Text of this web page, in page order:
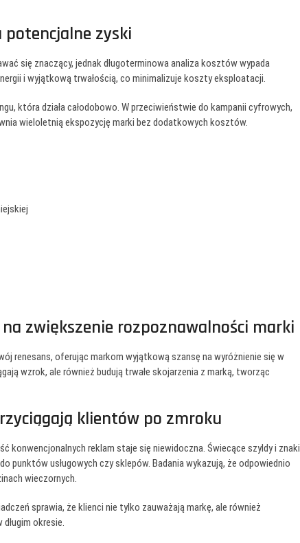
potencjalne zyski
się znaczący, jednak długoterminowa analiza kosztów wypada
i wyjątkową trwałością, co minimalizuje koszty eksploatacji.
która działa całodobowo. W przeciwieństwie do kampanii cyfrowych,
wieloletnią ekspozycję marki bez dodatkowych kosztów.
zwiększenie rozpoznawalności marki
renesans, oferując markom wyjątkową szansę na wyróżnienie się w
wzrok, ale również budują trwałe skojarzenia z marką, tworząc
klientów po zmroku
konwencjonalnych reklam staje się niewidoczna. Świecące szyldy i znaki
punktów usługowych czy sklepów. Badania wykazują, że odpowiednio
wieczornych.
sprawia, że klienci nie tylko zauważają markę, ale również
okresie.